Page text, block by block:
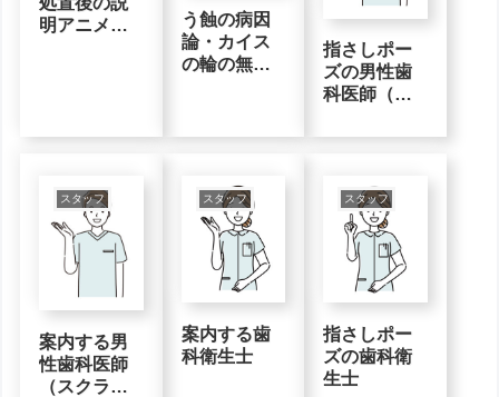
明アニメー
う蝕の病因
論・カイス
の輪の無料
指さしポー
ズの男性歯
科医師（ス
スタッフ
案内する男
性歯科医師
（スクラ
スタッフ
案内する歯
科衛生士
スタッフ
指さしポー
ズの歯科衛
生士